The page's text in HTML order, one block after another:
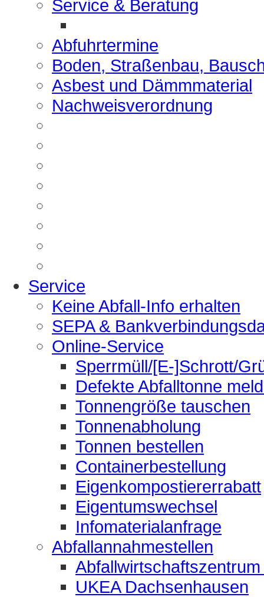
Service & Beratung
Abfuhrtermine
Boden, Straßenbau,
Asbest und Dämmmaterial
Nachweisverordnung
Service
Keine Abfall-Info erhalten
SEPA &
Online-Service
Sperrmüll/[E-]Schrott/
Defekte Abfalltonne
Tonnengröße tauschen
Tonnenabholung
Tonnen bestellen
Containerbestellung
Eigenkompostiererrabatt
Eigentumswechsel
Infomaterialanfrage
Abfallannahmestellen
UKEA Dachsenhausen